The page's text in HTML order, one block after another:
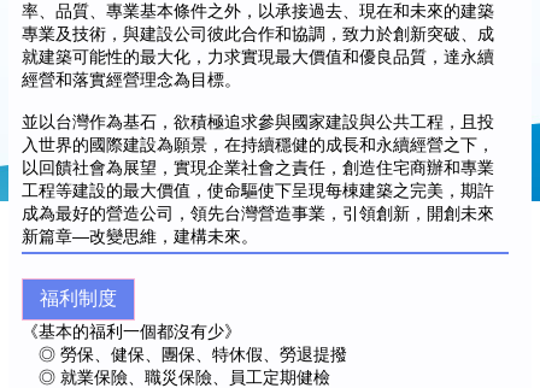
率、品質、專業基本條件之外，以承接過去、現在和未來的建築
專業及技術，與建設公司彼此合作和協調，致力於創新突破、成
就建築可能性的最大化，力求實現最大價值和優良品質，達永續
經營和落實經營理念為目標。
並以台灣作為基石，欲積極追求參與國家建設與公共工程，且投
入世界的國際建設為願景，在持續穩健的成長和永續經營之下，
以回饋社會為展望，實現企業社會之責任，創造住宅商辦和專業
工程等建設的最大價值，使命驅使下呈現每棟建築之完美，期許
成為最好的營造公司，領先台灣營造事業，引領創新，開創未來
新篇章—改變思維，建構未來。
福利制度
《基本的福利一個都沒有少》
◎ 勞保、健保、團保、特休假、勞退提撥
◎ 就業保險、職災保險、員工定期健檢